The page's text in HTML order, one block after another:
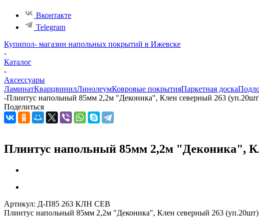
Вконтакте
Telegram
Купипол- магазин напольных покрытий в Ижевске
-
Каталог
-
Аксессуары
ЛаминатКварцвинилЛинолеумКовровые покрытияПаркетная доска
-Плинтус напольный 85мм 2,2м "Деконика", Клен северный 263
Поделиться
Плинтус напольный 85мм 2,2м "Деконика",
Артикул: Д-П85 263 КЛН СЕВ
Плинтус напольный 85мм 2,2м "Деконика", Клен северный 263 (уп.20шт)